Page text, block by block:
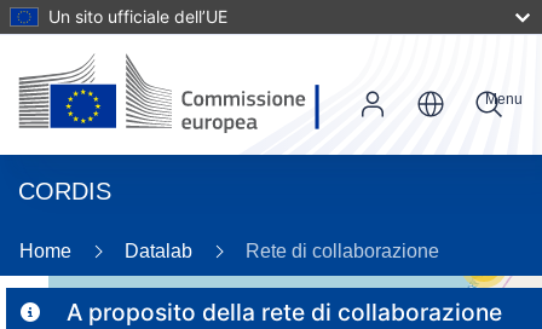
Un sito ufficiale dell’UE
CORDIS
Menu
Home Datalab Rete di collaborazione
A proposito della rete di collaborazione